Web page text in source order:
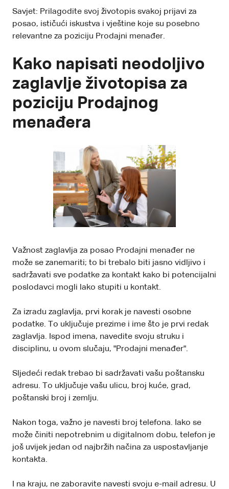
Savjet: Prilagodite svoj životopis svakoj prijavi za
posao, ističući iskustva i vještine koje su posebno
relevantne za poziciju Prodajni menađer.
Kako napisati neodoljivo
zaglavlje životopisa za
poziciju Prodajnog
menađera
Važnost zaglavlja za posao Prodajni menađer ne
može se zanemariti; to bi trebalo biti jasno vidljivo i
sadržavati sve podatke za kontakt kako bi potencijalni
poslodavci mogli lako stupiti u kontakt.
Za izradu zaglavlja, prvi korak je navesti osobne
podatke. To uključuje prezime i ime što je prvi redak
zaglavlja. Ispod imena, navedite svoju struku i
disciplinu, u ovom slučaju, "Prodajni menađer".
Sljedeći redak trebao bi sadržavati vašu poštansku
adresu. To uključuje vašu ulicu, broj kuće, grad,
poštanski broj i zemlju.
Nakon toga, važno je navesti broj telefona. Iako se
može činiti nepotrebnim u digitalnom dobu, telefon je
još uvijek jedan od najbržih načina za uspostavljanje
kontakta.
I na kraju, ne zaboravite navesti svoju e-mail adresu. U